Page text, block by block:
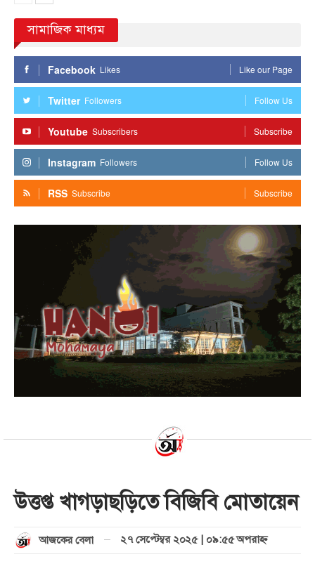
সামাজিক মাধ্যম
Facebook Likes Like our Page
Twitter Followers Follow Us
Youtube Subscribers Subscribe
Instagram Followers Follow Us
RSS Subscribe Subscribe
উত্তপ্ত খাগড়াছড়িতে বিজিবি মোতায়েন
আজকের বেলা ২৭ সেপ্টেম্বর ২০২৫ | ০৯:৫৫ অপরাহ্ণ